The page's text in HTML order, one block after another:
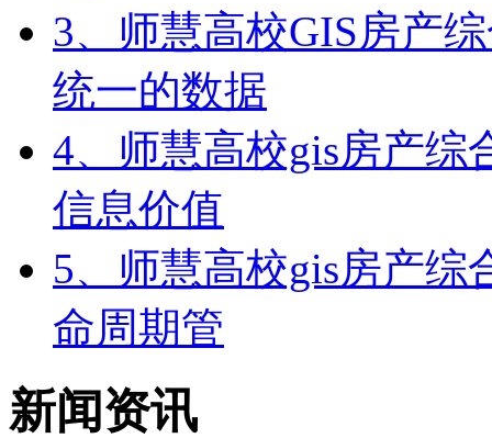
3、师慧高校GIS房产
统一的数据
4、师慧高校gis房产综
信息价值
5、师慧高校gis房产综
命周期管
新闻资讯